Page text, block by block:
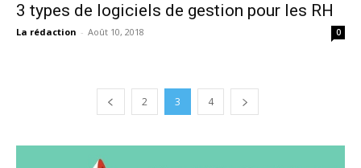
3 types de logiciels de gestion pour les RH
La rédaction - Août 10, 2018 0
2 3 4